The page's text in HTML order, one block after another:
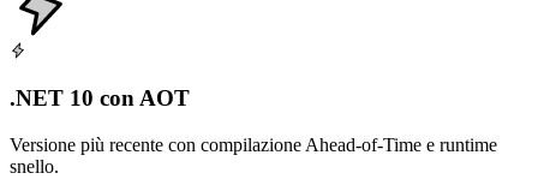
.NET 10 con AOT
Versione più recente con compilazione Ahead-of-Time e runtime
snello.